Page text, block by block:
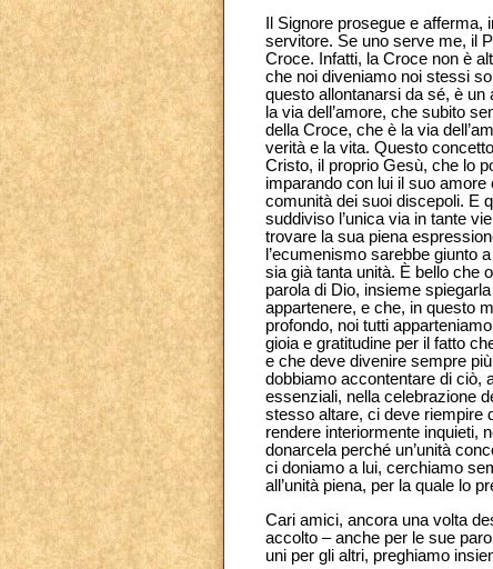
Il Signore prosegue e
servitore. Se uno serve me, il
Croce. Infatti, la Croce non è
che noi diveniamo noi stessi
questo allontanarsi da sé, è un
la via dell’amore, che subito
della Croce, che è la via
verità e la vita. Questo
Cristo, il proprio Gesù, che lo
imparando con lui il suo amore
comunità dei suoi discepoli. E
suddiviso l’unica via in tante
trovare la sua piena
l’ecumenismo sarebbe
sia già tanta unità. È bello che
parola di Dio, insieme
appartenere, e che, in questo
profondo, noi tutti
gioia e gratitudine per il fatto
e che deve divenire sempre
dobbiamo accontentare di ciò,
essenziali, nella celebrazione
stesso altare, ci deve riempire
rendere interiormente inquieti,
donarcela perché un’unità
ci doniamo a lui, cerchiamo
all’unità piena, per la quale lo
Cari amici, ancora una volta
accolto – anche per le sue
uni per gli altri, preghiamo